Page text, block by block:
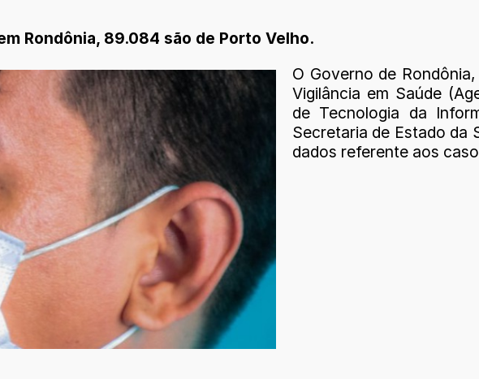
Rondônia, 89.084 são de Porto Velho.
O Governo de
Vigilância em Saúde
de Tecnologia da
Secretaria de Estado da
dados referente aos